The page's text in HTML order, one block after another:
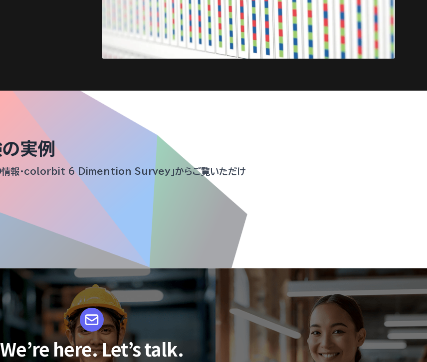
実例
情報・colorbit 6 Dimention Survey」からご覧いただけ
We’re here. Let’s talk.